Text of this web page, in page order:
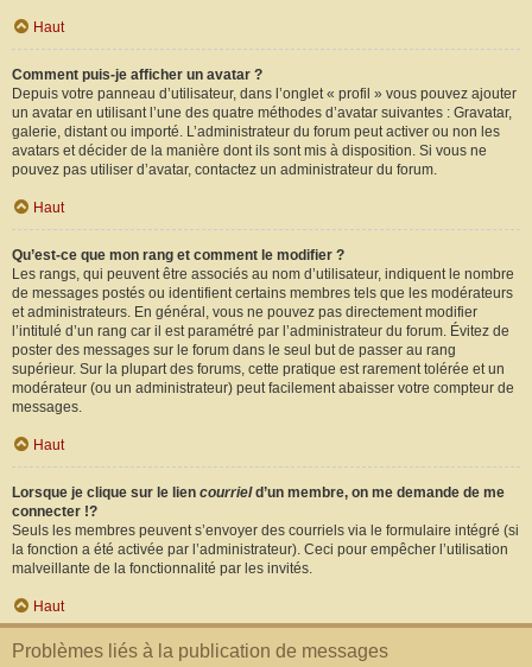
Haut
Comment puis-je afficher un avatar ?
Depuis votre panneau d’utilisateur, dans l’onglet « profil » vous pouvez ajouter
un avatar en utilisant l’une des quatre méthodes d’avatar suivantes : Gravatar,
galerie, distant ou importé. L’administrateur du forum peut activer ou non les
avatars et décider de la manière dont ils sont mis à disposition. Si vous ne
pouvez pas utiliser d’avatar, contactez un administrateur du forum.
Haut
Qu’est-ce que mon rang et comment le modifier ?
Les rangs, qui peuvent être associés au nom d’utilisateur, indiquent le nombre
de messages postés ou identifient certains membres tels que les modérateurs
et administrateurs. En général, vous ne pouvez pas directement modifier
l’intitulé d’un rang car il est paramétré par l’administrateur du forum. Évitez de
poster des messages sur le forum dans le seul but de passer au rang
supérieur. Sur la plupart des forums, cette pratique est rarement tolérée et un
modérateur (ou un administrateur) peut facilement abaisser votre compteur de
messages.
Haut
Lorsque je clique sur le lien courrield’un membre, on me demande de me
connecter !?
Seuls les membres peuvent s’envoyer des courriels via le formulaire intégré (si
la fonction a été activée par l’administrateur). Ceci pour empêcher l’utilisation
malveillante de la fonctionnalité par les invités.
Haut
Problèmes liés à la publication de messages